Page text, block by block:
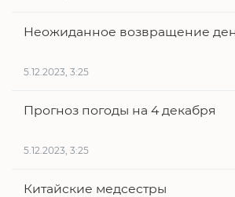
Неожиданное возвращение
5.12.2023, 3:25
Прогноз погоды на 4 декабря
5.12.2023, 3:25
Китайские медсестры